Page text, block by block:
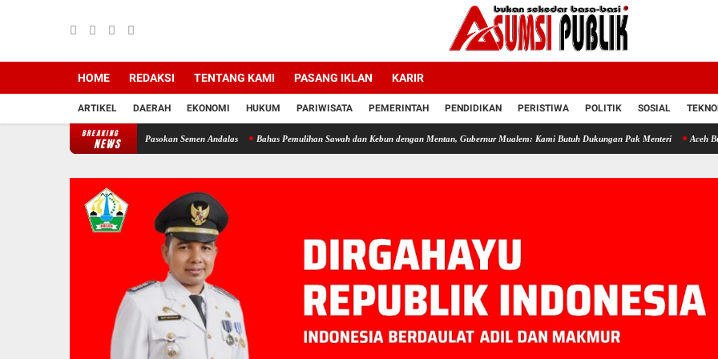
HOME REDAKSI TENTANG KAMI PASANG IKLAN KARIR
ARTIKEL DAERAH EKONOMI HUKUM PARIWISATA PEMERINTAH PENDIDIKAN PERISTIWA POLITIK SOSIAL
BREAKING
NEWS
SBA Tambah Pasokan Semen Andalas Bahas Pemulihan Sawah dan Kebun dengan Mentan, Gubernur Mualem: Kami Butuh Dukungan Pak Menteri Aceh Butuh